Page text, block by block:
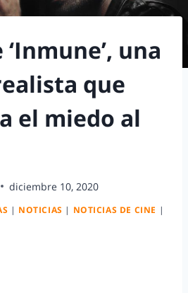
una
que
el miedo al
diciembre 10, 2020
| NOTICIAS | NOTICIAS DE CINE |